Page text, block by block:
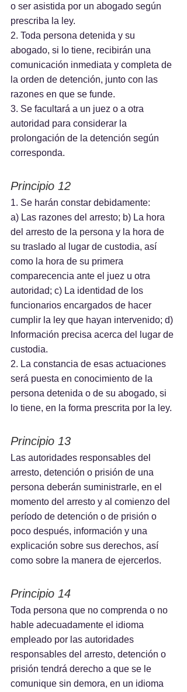
o ser asistida por un abogado según
prescriba la ley.
2. Toda persona detenida y su
abogado, si lo tiene, recibirán una
comunicación inmediata y completa de
la orden de detención, junto con las
razones en que se funde.
3. Se facultará a un juez o a otra
autoridad para considerar la
prolongación de la detención según
corresponda.
Principio 12
1. Se harán constar debidamente:
a) Las razones del arresto; b) La hora
del arresto de la persona y la hora de
su traslado al lugar de custodia, así
como la hora de su primera
comparecencia ante el juez u otra
autoridad; c) La identidad de los
funcionarios encargados de hacer
cumplir la ley que hayan intervenido; d)
Información precisa acerca del lugar de
custodia.
2. La constancia de esas actuaciones
será puesta en conocimiento de la
persona detenida o de su abogado, si
lo tiene, en la forma prescrita por la ley.
Principio 13
Las autoridades responsables del
arresto, detención o prisión de una
persona deberán suministrarle, en el
momento del arresto y al comienzo del
período de detención o de prisión o
poco después, información y una
explicación sobre sus derechos, así
como sobre la manera de ejercerlos.
Principio 14
Toda persona que no comprenda o no
hable adecuadamente el idioma
empleado por las autoridades
responsables del arresto, detención o
prisión tendrá derecho a que se le
comunique sin demora, en un idioma